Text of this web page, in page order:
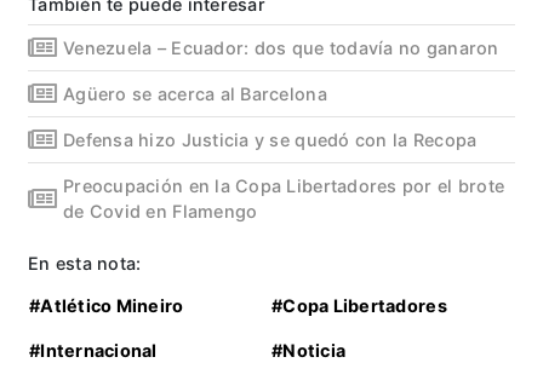
También te puede interesar
Venezuela – Ecuador: dos que todavía no ganaron
Agüero se acerca al Barcelona
Defensa hizo Justicia y se quedó con la Recopa
Preocupación en la Copa Libertadores por el brote
de Covid en Flamengo
En esta nota:
#Atlético Mineiro #Copa Libertadores
#Internacional #Noticia